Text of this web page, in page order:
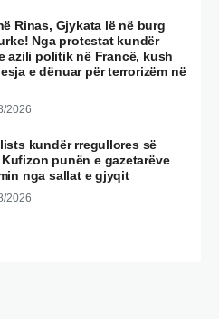
Rinas, Gjykata lë në burg
Nga protestat kundër
azili politik në Francë, kush
e dënuar për terrorizëm në
2026
kundër rregullores së
punën e gazetarëve
nga sallat e gjyqit
2026